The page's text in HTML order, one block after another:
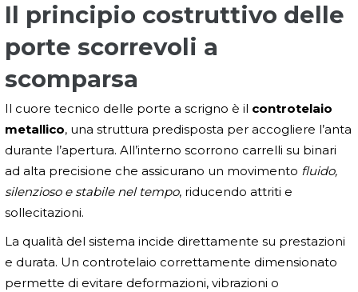
Il principio costruttivo delle
porte scorrevoli a
scomparsa
Il cuore tecnico delle porte a scrigno è il controtelaio
metallico, una struttura predisposta per accogliere l’anta
durante l’apertura. All’interno scorrono carrelli su binari
ad alta precisione che assicurano un movimento fluido,
silenzioso e stabile nel tempo, riducendo attriti e
sollecitazioni.
La qualità del sistema incide direttamente su prestazioni
e durata. Un controtelaio correttamente dimensionato
permette di evitare deformazioni, vibrazioni o